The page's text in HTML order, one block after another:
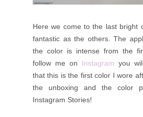
Here we come to the last bright
fantastic as the others. The
the color is intense from the
follow me on Instagram you
that this is the first color I wore
the unboxing and the color
Instagram Stories!